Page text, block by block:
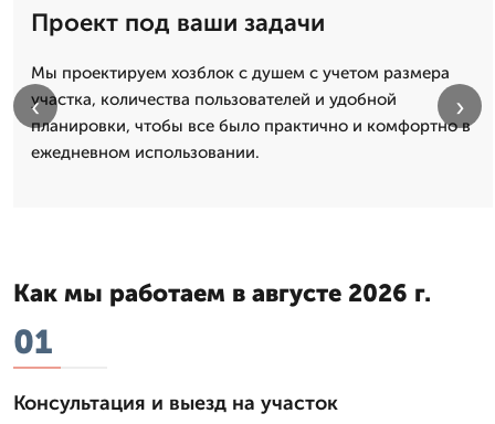
Проект под ваши задачи
Мы проектируем хозблок с душем с учетом размера
участка, количества пользователей и удобной
планировки, чтобы все было практично и комфортно в
ежедневном использовании.
‹ ›
Как мы работаем в августе 2026 г.
01
Консультация и выезд на участок